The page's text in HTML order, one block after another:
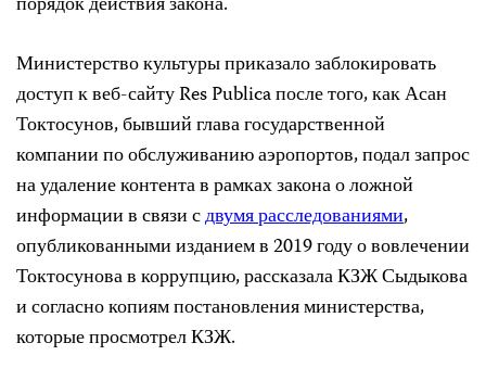
Министерство культуры приказало заблокировать
доступ к веб-сайту Res Publica после того, как Асан
Токтосунов, бывший глава государственной
компании по обслуживанию аэропортов, подал запрос
на удаление контента в рамках закона о ложной
информации в связи сдвумярасследованиями,
опубликованными изданием в 2019 году о вовлечении
Токтосунова в коррупцию, рассказала КЗЖ Сыдыкова
и согласно копиям постановления министерства,
которые просмотрел КЗЖ.